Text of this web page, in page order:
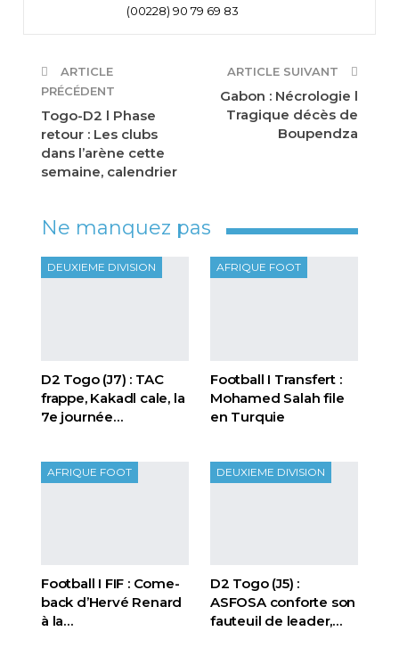
(00228) 90 79 69 83
ARTICLE
PRÉCÉDENT
Togo-D2 l Phase
retour : Les clubs
dans l’arène cette
semaine, calendrier
ARTICLE SUIVANT
Gabon : Nécrologie l
Tragique décès de
Boupendza
Ne manquez pas
DEUXIEME DIVISION
D2 Togo (J7) : TAC
frappe, Kakadl cale, la
7e journée…
AFRIQUE FOOT
Football I Transfert :
Mohamed Salah file
en Turquie
AFRIQUE FOOT
Football I FIF : Come-
back d’Hervé Renard
à la…
DEUXIEME DIVISION
D2 Togo (J5) :
ASFOSA conforte son
fauteuil de leader,…